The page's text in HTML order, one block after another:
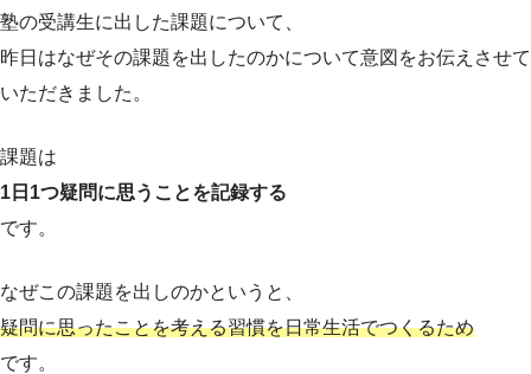
塾の受講生に出した課題について、
昨日はなぜその課題を出したのかについて意図をお伝えさせて
いただきました。
課題は
1日1つ疑問に思うことを記録する
です。
なぜこの課題を出しのかというと、
疑問に思ったことを考える習慣を日常生活でつくるため
です。